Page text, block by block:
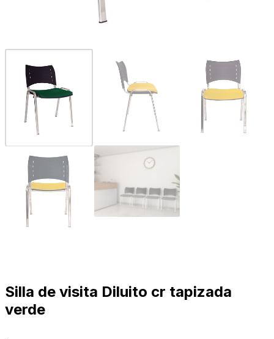
Silla de visita Diluito cr tapizada
verde